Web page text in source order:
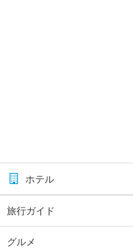
ホテル
旅行ガイド
グルメ